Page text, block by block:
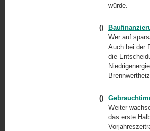
würde.
()
Wer auf
Auch bei der
die
()
Weiter
das erste